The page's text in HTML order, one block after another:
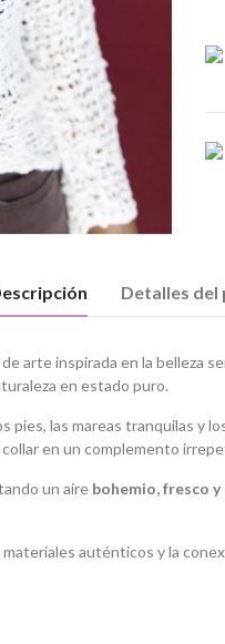
Detalles
arte inspirada en la belleza
en estado puro.
las mareas tranquilas y
en un complemento
un aire bohemio, fresco
materiales auténticos y la